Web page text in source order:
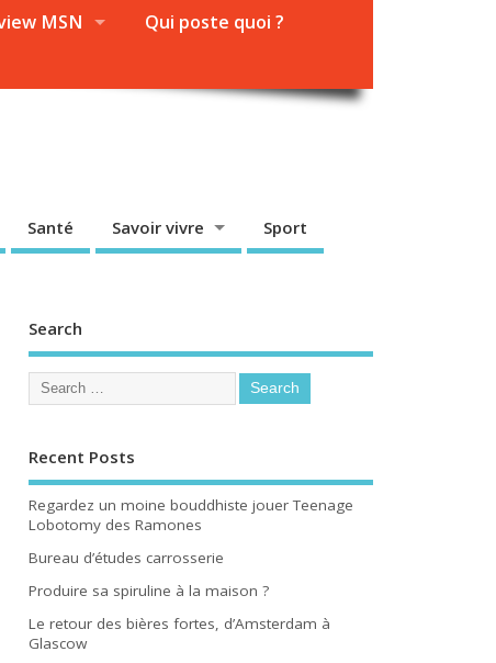
MSN
Qui poste quoi ?
Santé Savoir vivre Sport
Search
Recent Posts
Regardez un moine bouddhiste jouer Teenage
Lobotomy des Ramones
Bureau d’études carrosserie
Produire sa spiruline à la maison ?
Le retour des bières fortes, d’Amsterdam à
Glascow